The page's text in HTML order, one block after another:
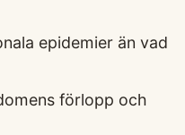
epidemier än vad
förlopp och